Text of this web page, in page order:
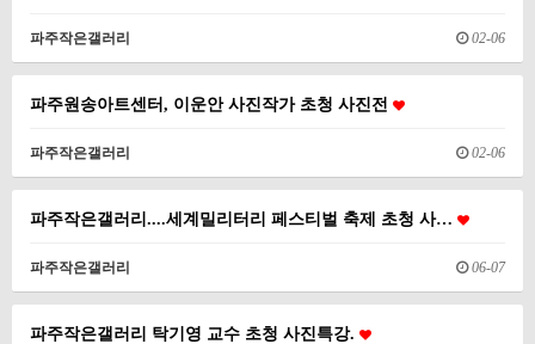
파주작은갤러리 02-06
파주원송아트센터, 이운안 사진작가 초청 사진전
파주작은갤러리 02-06
파주작은갤러리....세계밀리터리 페스티벌 축제 초청 사…
파주작은갤러리 06-07
파주작은갤러리 탁기영 교수 초청 사진특강.